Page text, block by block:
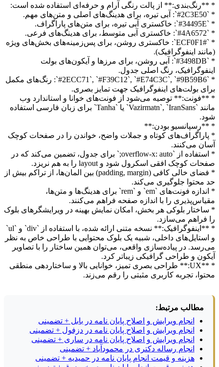
* **رنگ‌بندی:** از پالت رنگی آرام و حرفه‌ای استفاده شده است:
* `#2C3E50`: آبی تیره، برای هدینگ‌های اصلی و متن‌های مهم.
* `#34495E`: خاکستری آبی تیره، برای متن‌های پاراگراف.
* `#4A6572`: خاکستری آبی متوسط، برای هدینگ‌های فرعی.
* `#ECF0F1`: خاکستری روشن، برای پس‌زمینه‌های بخش‌های ویژه
(مانند اینفوگرافیک).
* `#3498DB`: آبی روشن، برای مرزها و آیکون‌های بولت
اینفوگرافیک، رنگ اصلی جدول.
* `#2ECC71`, `#F39C12`, `#E74C3C`, `#9B59B6`: رنگ‌های مکمل
برای بولت‌های اینفوگرافیک جهت تمایز بصری.
* **فونت:** توصیه می‌شود از فونت‌های خوانا و استاندارد وب
مانند `Vazirmatn`, `IranSans` یا `Tanha` برای زبان فارسی استفاده
شود.
* **رسپانسیو بودن:**
* پاراگراف‌های کوتاه و جملات واضح، خواندن را در صفحات کوچک
آسان می‌کنند.
* استفاده از `overflow-x: auto;` برای جدول، تضمین می‌کند که در
صفحات کوچک افقی اسکرول شود و layout را به هم نریزد.
* فضای خالی کافی (padding, margin) بین المان‌ها، از تراکم بیش از
حد محتوا جلوگیری می‌کند.
* اندازه فونت‌های `em` و `rem` برای هدینگ‌ها و متن‌ها،
مقیاس‌پذیری را با اندازه صفحه فراهم می‌کنند.
* ساختار بلوکی هر بخش، امکان نمایش بهینه در ویرایشگرهای بلوک
را فراهم می‌سازد.
* **اینفوگرافیک:** نسخه متنی ارائه شده، با استفاده از `div` و `ul`
و استایل‌های داخلی، شبیه یک بلوک محتوایی با طراحی خاص به نظر
می‌رسد. در پیاده‌سازی واقعی، می‌توان همین ساختار را با تصاویر
آیکون و طراحی گرافیکی زیباتر کرد.
* **UX:** طراحی بصری تمیز، خوانایی بالا و ساختاردهی منطقی
محتوا، تجربه کاربری مثبتی را رقم می‌زند.
مطالب مرتبط:
انجام ویرایش و اصلاح پایان نامه در بابل + تضمینی
انجام ویرایش و اصلاح پایان نامه در دزفول + تضمینی
انجام ویرایش و اصلاح پایان نامه در ساری + تضمینی
انجام رساله دکتری در محمودآباد + تضمینی
هزینه و قیمت انجام پایان نامه در حمیدیه + تضمینی